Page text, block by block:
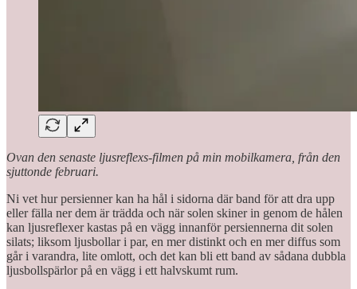
Ovan den senaste ljusreflexs-filmen på min mobilkamera, från den
sjuttonde februari.
Ni vet hur persienner kan ha hål i sidorna där band för att dra upp
eller fälla ner dem är trädda och när solen skiner in genom de hålen
kan ljusreflexer kastas på en vägg innanför persiennerna dit solen
silats; liksom ljusbollar i par, en mer distinkt och en mer diffus som
går i varandra, lite omlott, och det kan bli ett band av sådana dubbla
ljusbollspärlor på en vägg i ett halvskumt rum.